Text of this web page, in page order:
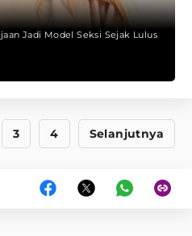
Jadi Model Seksi Sejak Lulus
3 4 Selanjutnya